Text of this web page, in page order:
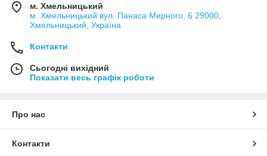
м. Хмельницький
м. Хмельницький вул. Панаса Мирного, 6 29000,
Хмельницький, Україна
Контакти
Сьогодні вихідний
Показати весь графік роботи
Про нас
Контакти